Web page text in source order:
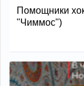
Помощники
"Чиммос")